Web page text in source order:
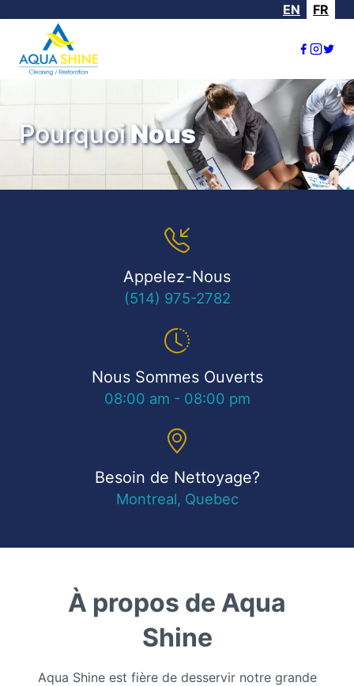
EN FR
PourquoiNous
Appelez-Nous
(514) 975-2782
Nous Sommes Ouverts
08:00 am - 08:00 pm
Besoin de Nettoyage?
Montreal, Quebec
À propos de Aqua
Shine
Aqua Shine est fière de desservir notre grande